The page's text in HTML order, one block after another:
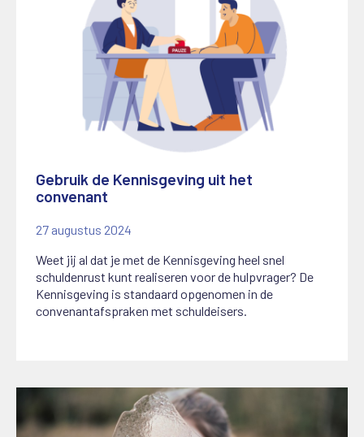
Gebruik de Kennisgeving uit het
convenant
27 augustus 2024
Weet jij al dat je met de Kennisgeving heel snel
schuldenrust kunt realiseren voor de hulpvrager? De
Kennisgeving is standaard opgenomen in de
convenantafspraken met schuldeisers.